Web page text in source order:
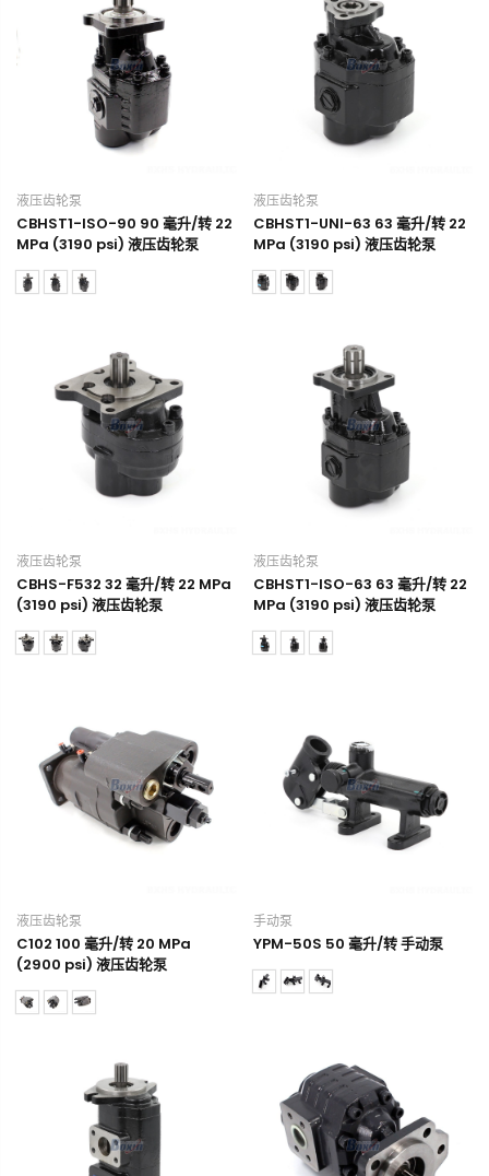
液压齿轮泵
CBHST1-ISO-90 90 毫升/转 22
MPa (3190 psi) 液压齿轮泵
液压齿轮泵
CBHST1-UNI-63 63 毫升/转 22
MPa (3190 psi) 液压齿轮泵
液压齿轮泵
CBHS-F532 32 毫升/转 22 MPa
(3190 psi) 液压齿轮泵
液压齿轮泵
CBHST1-ISO-63 63 毫升/转 22
MPa (3190 psi) 液压齿轮泵
液压齿轮泵
C102 100 毫升/转 20 MPa
(2900 psi) 液压齿轮泵
手动泵
YPM-50S 50 毫升/转 手动泵